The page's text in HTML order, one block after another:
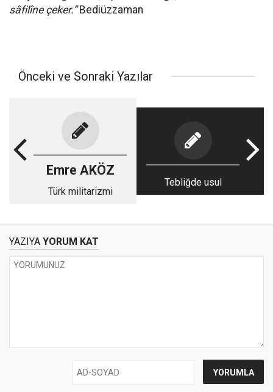
sâfilîne çeker.”Bediüzzaman
Önceki ve Sonraki Yazılar
Emre AKÖZ
Türk militarizmi
Tebliğde usul
YAZIYA YORUM KAT